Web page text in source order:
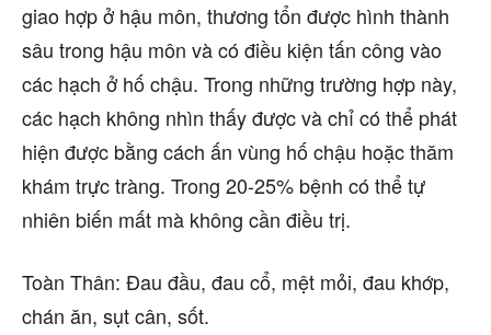
giao hợp ở hậu môn, thương tổn được hình thành
sâu trong hậu môn và có điều kiện tấn công vào
các hạch ở hố chậu. Trong những trường hợp này,
các hạch không nhìn thấy được và chỉ có thể phát
hiện được bằng cách ấn vùng hố chậu hoặc thăm
khám trực tràng. Trong 20-25% bệnh có thể tự
nhiên biến mất mà không cần điều trị.
Toàn Thân: Đau đầu, đau cổ, mệt mỏi, đau khớp,
chán ăn, sụt cân, sốt.